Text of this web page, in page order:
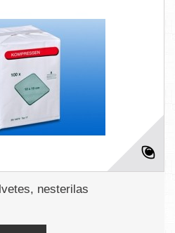
nesterilas